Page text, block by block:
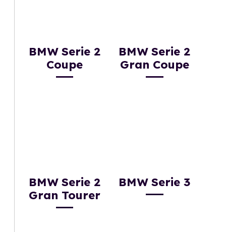
BMW Serie 2
Coupe
BMW Serie 2
Gran Coupe
BMW Serie 2
Gran Tourer
BMW Serie 3